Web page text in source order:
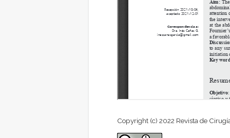
Copyright (c) 2022 Revista de